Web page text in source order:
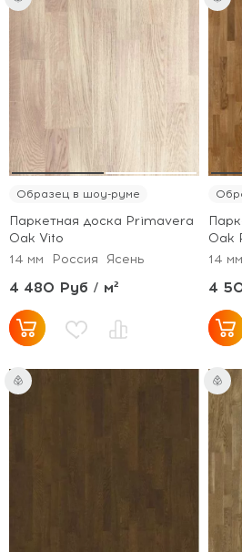
Образец в шоу-руме
Паркетная доска Primavera
Oak Vito
14 мм
Россия Ясень
4 480 Руб / м²
Oak
14 мм
4